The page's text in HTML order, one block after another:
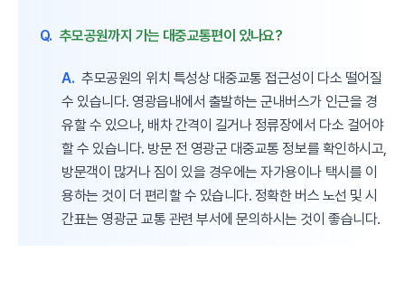
Q. 추모공원까지 가는 대중교통편이 있나요?
A. 추모공원의 위치 특성상 대중교통 접근성이 다소 떨어질
수 있습니다. 영광읍내에서 출발하는 군내버스가 인근을 경
유할 수 있으나, 배차 간격이 길거나 정류장에서 다소 걸어야
할 수 있습니다. 방문 전 영광군 대중교통 정보를 확인하시고,
방문객이 많거나 짐이 있을 경우에는 자가용이나 택시를 이
용하는 것이 더 편리할 수 있습니다. 정확한 버스 노선 및 시
간표는 영광군 교통 관련 부서에 문의하시는 것이 좋습니다.